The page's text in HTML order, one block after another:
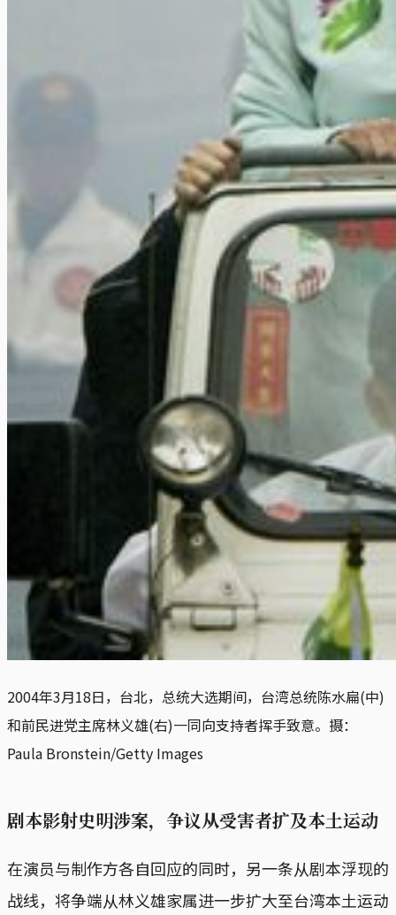
2004年3月18日，台北，总统大选期间，台湾总统陈水扁(中)
和前民进党主席林义雄(右)一同向支持者挥手致意。摄：
Paula Bronstein/Getty Images
剧本影射史明涉案，争议从受害者扩及本土运动
在演员与制作方各自回应的同时，另一条从剧本浮现的
战线，将争端从林义雄家属进一步扩大至台湾本土运动